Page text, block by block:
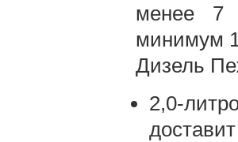
менее 7
минимум
Дизель
2,0-